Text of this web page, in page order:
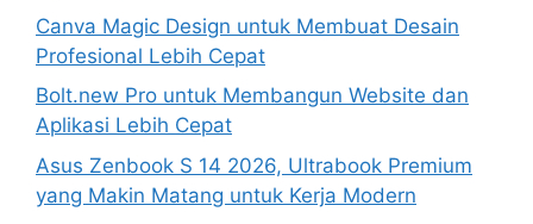
Canva Magic Design untuk Membuat Desain
Profesional Lebih Cepat
Bolt.new Pro untuk Membangun Website dan
Aplikasi Lebih Cepat
Asus Zenbook S 14 2026, Ultrabook Premium
yang Makin Matang untuk Kerja Modern